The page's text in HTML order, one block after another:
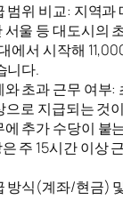
범위 비교: 지역과
서울 등 대도시의
에서 시작해
니다.
와 초과 근무 여부:
으로 지급되는 것
에 추가 수당이 붙
주 15시간 이상
방식(계좌/현금)